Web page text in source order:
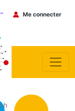
Menu du
Me connecter